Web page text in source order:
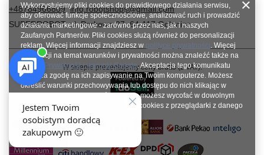
+48784966809 info.robotshops@gmail.com
SUPERROBOT,ul. Parkowa 27,64-117Gołanice
W sklepie prezentujemy ceny brutto (z VAT).
Wykorzystujemy pliki cookies do prawidłowego działania serwisu,
aby oferować funkcje społecznościowe, analizować ruch i prowadzić
działania marketingowe - zarówno przez nas, jak i naszych
Zaufanych Partnerów. Pliki cookies służą również do personalizacji
reklam. Więcej informacji znajdziesz w polityce prywatności. Więcej
informacji na temat warunków i prywatności można znaleźć także na
stronie Prywatność i warunki Google. Akceptacja tego komunikatu
oznacza zgodę na ich zapisywanie na Twoim komputerze. Możesz
określić warunki przechowywania lub dostępu do nich klikając w
zakładkę „Konfiguracja zgód”. Zgodę możesz wycofać w dowolnym
momencie poprzez usunięcie plików cookies z przeglądarki z danego
urządzenia końcowego.
Zamknij